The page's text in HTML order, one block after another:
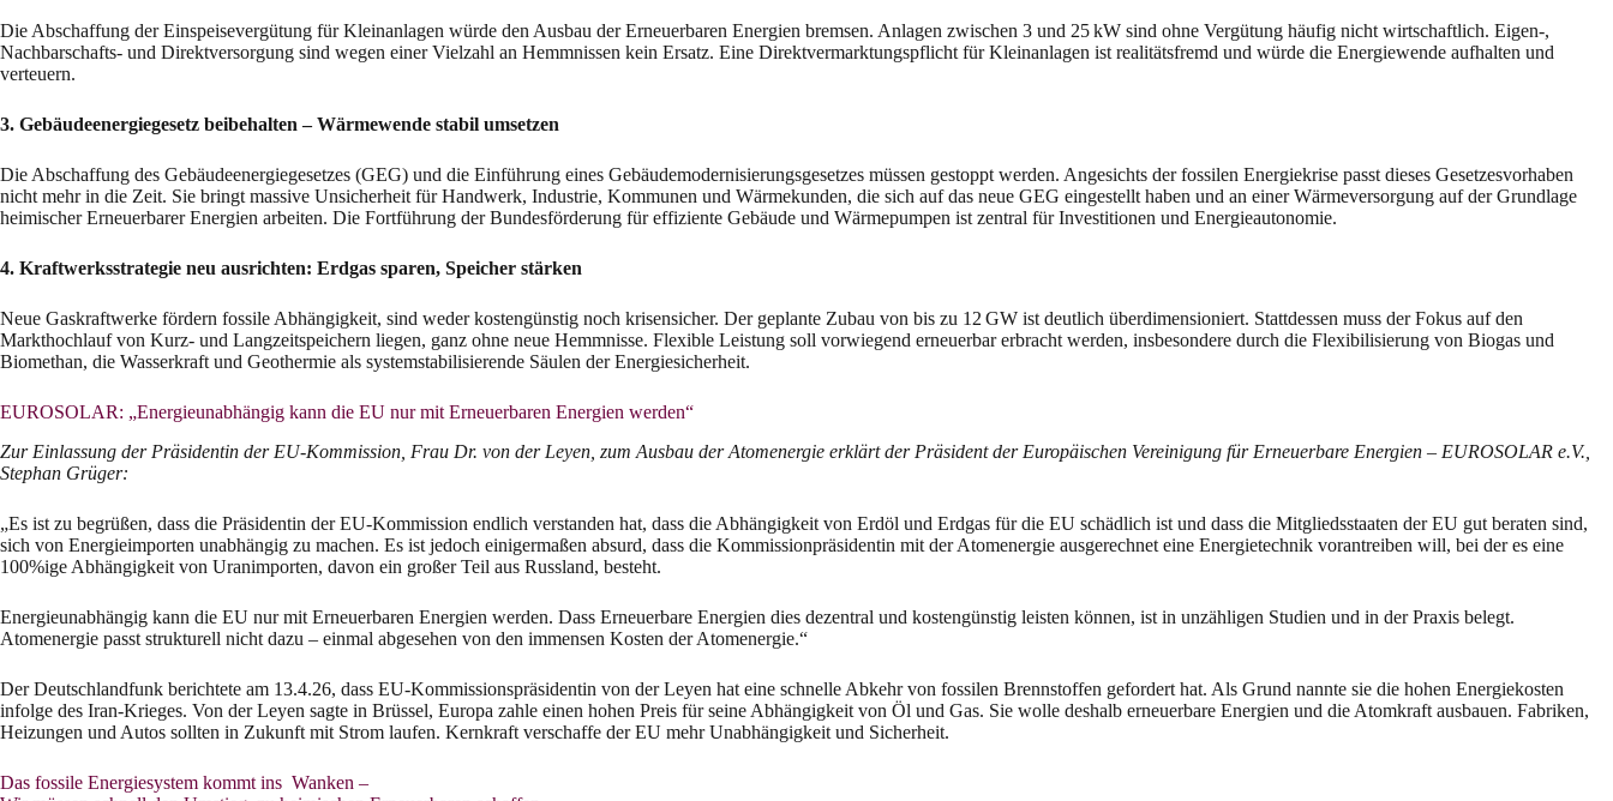
Die Abschaffung der Einspeisevergütung für Kleinanlagen würde den Ausbau der Erneuerbaren Energien bremsen. Anlagen zwischen 3 und 25 kW sind ohne Vergütung häufig nicht wirtschaftlich. Eigen‑,
Nachbarschafts‑ und Direktversorgung sind wegen einer Vielzahl an Hemmnissen kein Ersatz. Eine Direktvermarktungspflicht für Kleinanlagen ist realitätsfremd und würde die Energiewende aufhalten und
verteuern.
3. Gebäudeenergiegesetz beibehalten – Wärmewende stabil umsetzen
Die Abschaffung des Gebäudeenergiegesetzes (GEG) und die Einführung eines Gebäudemodernisierungsgesetzes müssen gestoppt werden. Angesichts der fossilen Energiekrise passt dieses Gesetzesvorhaben
nicht mehr in die Zeit. Sie bringt massive Unsicherheit für Handwerk, Industrie, Kommunen und Wärmekunden, die sich auf das neue GEG eingestellt haben und an einer Wärmeversorgung auf der Grundlage
heimischer Erneuerbarer Energien arbeiten. Die Fortführung der Bundesförderung für effiziente Gebäude und Wärmepumpen ist zentral für Investitionen und Energieautonomie.
4. Kraftwerksstrategie neu ausrichten: Erdgas sparen, Speicher stärken
Neue Gaskraftwerke fördern fossile Abhängigkeit, sind weder kostengünstig noch krisensicher. Der geplante Zubau von bis zu 12 GW ist deutlich überdimensioniert. Stattdessen muss der Fokus auf den
Markthochlauf von Kurz‑ und Langzeitspeichern liegen, ganz ohne neue Hemmnisse. Flexible Leistung soll vorwiegend erneuerbar erbracht werden, insbesondere durch die Flexibilisierung von Biogas und
Biomethan, die Wasserkraft und Geothermie als systemstabilisierende Säulen der Energiesicherheit.
EUROSOLAR: „Energieunabhängig kann die EU nur mit Erneuerbaren Energien werden“
Zur Einlassung der Präsidentin der EU-Kommission, Frau Dr. von der Leyen, zum Ausbau der Atomenergie erklärt der Präsident der Europäischen Vereinigung für Erneuerbare Energien – EUROSOLAR e.V.,
Stephan Grüger:
„Es ist zu begrüßen, dass die Präsidentin der EU-Kommission endlich verstanden hat, dass die Abhängigkeit von Erdöl und Erdgas für die EU schädlich ist und dass die Mitgliedsstaaten der EU gut beraten sind,
sich von Energieimporten unabhängig zu machen. Es ist jedoch einigermaßen absurd, dass die Kommissionpräsidentin mit der Atomenergie ausgerechnet eine Energietechnik vorantreiben will, bei der es eine
100%ige Abhängigkeit von Uranimporten, davon ein großer Teil aus Russland, besteht.
Energieunabhängig kann die EU nur mit Erneuerbaren Energien werden. Dass Erneuerbare Energien dies dezentral und kostengünstig leisten können, ist in unzähligen Studien und in der Praxis belegt.
Atomenergie passt strukturell nicht dazu – einmal abgesehen von den immensen Kosten der Atomenergie.“
Der Deutschlandfunk berichtete am 13.4.26, dass EU-Kommissionspräsidentin von der Leyen hat eine schnelle Abkehr von fossilen Brennstoffen gefordert hat. Als Grund nannte sie die hohen Energiekosten
infolge des Iran-Krieges. Von der Leyen sagte in Brüssel, Europa zahle einen hohen Preis für seine Abhängigkeit von Öl und Gas. Sie wolle deshalb erneuerbare Energien und die Atomkraft ausbauen. Fabriken,
Heizungen und Autos sollten in Zukunft mit Strom laufen. Kernkraft verschaffe der EU mehr Unabhängigkeit und Sicherheit.
Das fossile Energiesystem kommt ins Wanken –